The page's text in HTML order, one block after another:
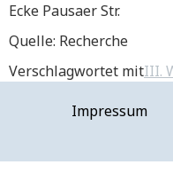
Ecke Pausaer Str.
Quelle: Recherche
Verschlagwortet mitIII.
Impressum